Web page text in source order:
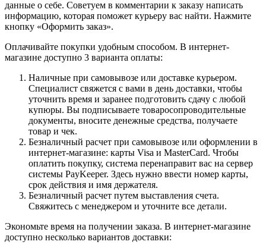
данные о себе. Советуем в комментарии к заказу написать
информацию, которая поможет курьеру вас найти. Нажмите
кнопку «Оформить заказ».
Оплачивайте покупки удобным способом. В интернет-
магазине доступно 3 варианта оплаты:
Наличные при самовывозе или доставке курьером.
Специалист свяжется с вами в день доставки, чтобы
уточнить время и заранее подготовить сдачу с любой
купюры. Вы подписываете товаросопроводительные
документы, вносите денежные средства, получаете
товар и чек.
Безналичный расчет при самовывозе или оформлении в
интернет-магазине: карты Visa и MasterCard. Чтобы
оплатить покупку, система перенаправит вас на сервер
системы PayKeeper. Здесь нужно ввести номер карты,
срок действия и имя держателя.
Безналичный расчет путем выставления счета.
Свяжитесь с менеджером и уточните все детали.
Экономьте время на получении заказа. В интернет-магазине
доступно несколько вариантов доставки: